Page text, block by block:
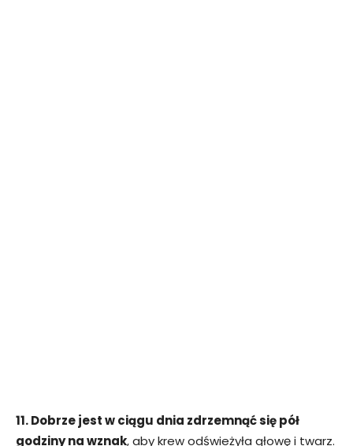
11. Dobrze jest w ciągu dnia zdrzemnąć się pół
godziny na wznak, aby krew odświeżyła głowę i twarz.